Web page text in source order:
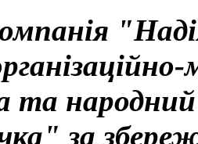
та
за